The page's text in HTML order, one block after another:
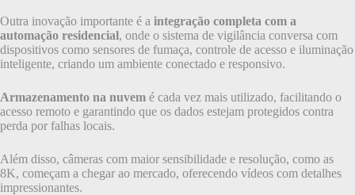
Outra inovação importante é a integração completa com a
automação residencial, onde o sistema de vigilância conversa com
dispositivos como sensores de fumaça, controle de acesso e iluminação
inteligente, criando um ambiente conectado e responsivo.
Armazenamento na nuvem é cada vez mais utilizado, facilitando o
acesso remoto e garantindo que os dados estejam protegidos contra
perda por falhas locais.
Além disso, câmeras com maior sensibilidade e resolução, como as
8K, começam a chegar ao mercado, oferecendo vídeos com detalhes
impressionantes.